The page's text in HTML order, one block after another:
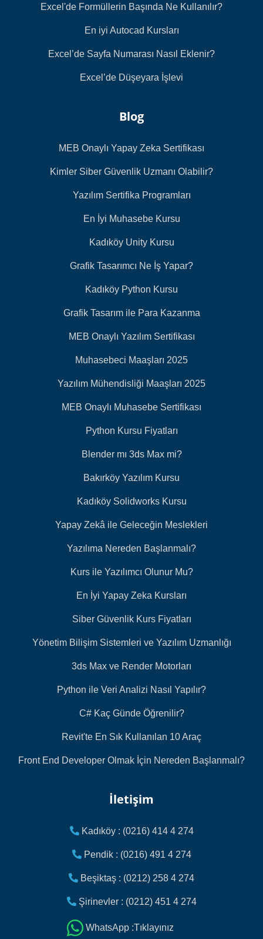
Excel'de Formüllerin Başında Ne Kullanılır?
En iyi Autocad Kursları
Excel’de Sayfa Numarası Nasıl Eklenir?
Excel’de Düşeyara İşlevi
Blog
MEB Onaylı Yapay Zeka Sertifikası
Kimler Siber Güvenlik Uzmanı Olabilir?
Yazılım Sertifika Programları
En İyi Muhasebe Kursu
Kadıköy Unity Kursu
Grafik Tasarımcı Ne İş Yapar?
Kadıköy Python Kursu
Grafik Tasarım ile Para Kazanma
MEB Onaylı Yazılım Sertifikası
Muhasebeci Maaşları 2025
Yazılım Mühendisliği Maaşları 2025
MEB Onaylı Muhasebe Sertifikası
Python Kursu Fiyatları
Blender mı 3ds Max mi?
Bakırköy Yazılım Kursu
Kadıköy Solidworks Kursu
Yapay Zekâ ile Geleceğin Meslekleri
Yazılıma Nereden Başlanmalı?
Kurs ile Yazılımcı Olunur Mu?
En İyi Yapay Zeka Kursları
Siber Güvenlik Kurs Fiyatları
Yönetim Bilişim Sistemleri ve Yazılım Uzmanlığı
3ds Max ve Render Motorları
Python ile Veri Analizi Nasıl Yapılır?
C# Kaç Günde Öğrenilir?
Revit'te En Sık Kullanılan 10 Araç
Front End Developer Olmak İçin Nereden Başlanmalı?
İletişim
Kadıköy : (0216) 414 4 274
Pendik : (0216) 491 4 274
Beşiktaş : (0212) 258 4 274
Şirinevler : (0212) 451 4 274
WhatsApp :Tıklayınız